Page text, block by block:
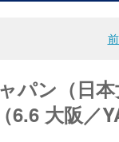
パン（日
6.6 大阪／